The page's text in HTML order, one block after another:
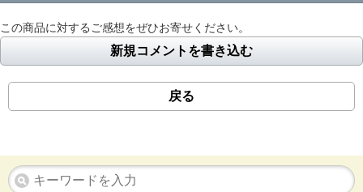
この商品に対するご感想をぜひお寄せください。
新規コメントを書き込む
戻る